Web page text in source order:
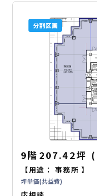
分割区画
9階 207.42坪 (
【用途：事務所 】
坪単価(共益費)